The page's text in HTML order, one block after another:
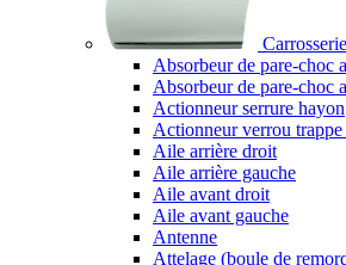
Carrosserie
Absorbeur de pare-choc
Absorbeur de pare-choc
Actionneur serrure hayon
Actionneur verrou trappe
Aile arrière droit
Aile arrière gauche
Aile avant droit
Aile avant gauche
Antenne
Attelage (boule de